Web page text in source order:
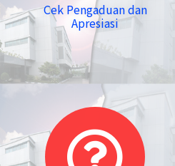
Cek Pengaduan dan
Apresiasi